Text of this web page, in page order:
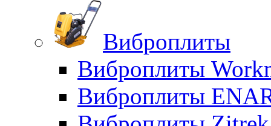
Виброплиты
Виброплиты
Виброплиты